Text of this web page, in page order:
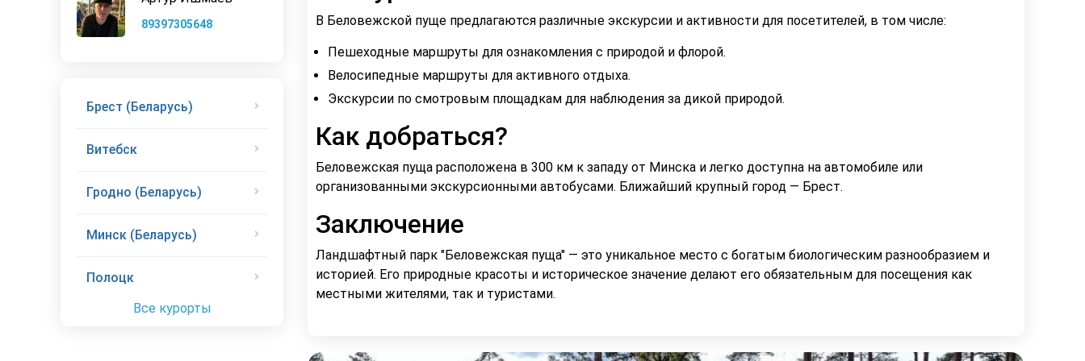
89397305648
Брест (Беларусь)
Витебск
Гродно (Беларусь)
Минск (Беларусь)
Полоцк
Все курорты
В Беловежской пуще предлагаются различные экскурсии и активности для посетителей, в том числе:
Пешеходные маршруты для ознакомления с природой и флорой.
Велосипедные маршруты для активного отдыха.
Экскурсии по смотровым площадкам для наблюдения за дикой природой.
Как добраться?
Беловежская пуща расположена в 300 км к западу от Минска и легко доступна на автомобиле или
организованными экскурсионными автобусами. Ближайший крупный город — Брест.
Заключение
Ландшафтный парк "Беловежская пуща" — это уникальное место с богатым биологическим разнообразием и
историей. Его природные красоты и историческое значение делают его обязательным для посещения как
местными жителями, так и туристами.